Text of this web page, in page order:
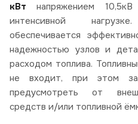
кВт напряжением
интенсивной
обеспечивается
надежностью узлов и
расходом топлива.
не входит, при этом
предусмотреть от
средств и/или топливной